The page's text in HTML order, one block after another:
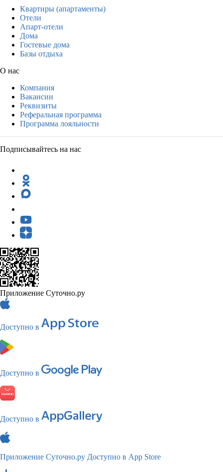
Квартиры (апартаменты)
Отели
Апарт-отели
Дома
Гостевые дома
Базы отдыха
О нас
Компания
Вакансии
Реквизиты
Реферальная программа
Программа лояльности
Подписывайтесь на нас
Приложение Суточно.ру
Доступно в
Доступно в
Доступно в
Приложение Суточно.ру Доступно в App Store